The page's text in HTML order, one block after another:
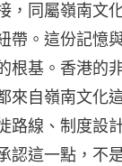
，同屬嶺南文
帶。這份記憶
根基。香港的
來自嶺南文化
路線、制度設
認這一點，不